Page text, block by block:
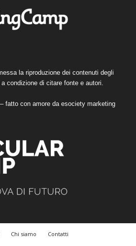
la riproduzione dei contenuti degli
condizione di citare fonte e autori.
fatto con amore da esociety marketing
Chi siamo
Contatti